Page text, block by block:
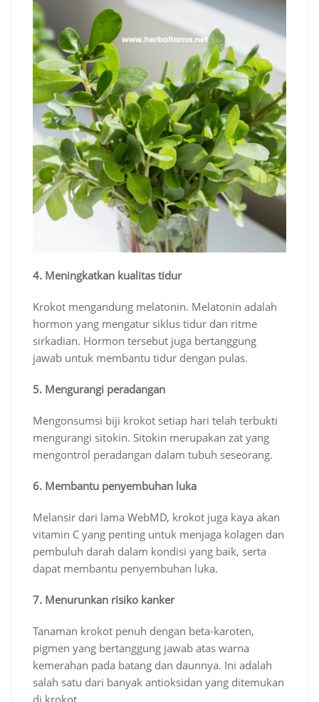
4. Meningkatkan kualitas tidur
Krokot mengandung melatonin. Melatonin adalah
hormon yang mengatur siklus tidur dan ritme
sirkadian. Hormon tersebut juga bertanggung
jawab untuk membantu tidur dengan pulas.
5. Mengurangi peradangan
Mengonsumsi biji krokot setiap hari telah terbukti
mengurangi sitokin. Sitokin merupakan zat yang
mengontrol peradangan dalam tubuh seseorang.
6. Membantu penyembuhan luka
Melansir dari lama WebMD, krokot juga kaya akan
vitamin C yang penting untuk menjaga kolagen dan
pembuluh darah dalam kondisi yang baik, serta
dapat membantu penyembuhan luka.
7. Menurunkan risiko kanker
Tanaman krokot penuh dengan beta-karoten,
pigmen yang bertanggung jawab atas warna
kemerahan pada batang dan daunnya. Ini adalah
salah satu dari banyak antioksidan yang ditemukan
di krokot.